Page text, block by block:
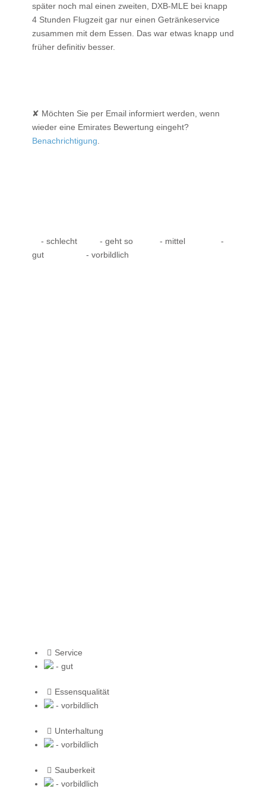
später noch mal einen zweiten, DXB-MLE bei knapp
4 Stunden Flugzeit gar nur einen Getränkeservice
zusammen mit dem Essen. Das war etwas knapp und
früher definitiv besser.
✘ Möchten Sie per Email informiert werden, wenn
wieder eine Emirates Bewertung eingeht?
Benachrichtigung
- schlecht - geht so - mittel
-
gut
- vorbildlich
Service
- gut
Essensqualität
- vorbildlich
Unterhaltung
- vorbildlich
Sauberkeit
- vorbildlich